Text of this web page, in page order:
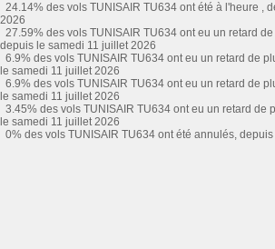
24.14% des vols TUNISAIR TU634 ont été à l'heure ,
2026
27.59% des vols TUNISAIR TU634 ont eu un retard
depuis le samedi 11 juillet 2026
6.9% des vols TUNISAIR TU634 ont eu un retard de
le samedi 11 juillet 2026
6.9% des vols TUNISAIR TU634 ont eu un retard de
le samedi 11 juillet 2026
3.45% des vols TUNISAIR TU634 ont eu un retard de
le samedi 11 juillet 2026
0% des vols TUNISAIR TU634 ont été annulés,